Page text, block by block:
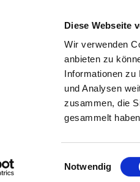
Diese Webseite
Wir verwenden
anbieten zu
Informationen zu
und Analysen
zusammen, die
gesammelt
Notwendig
Start
Zeitfenster im Museum